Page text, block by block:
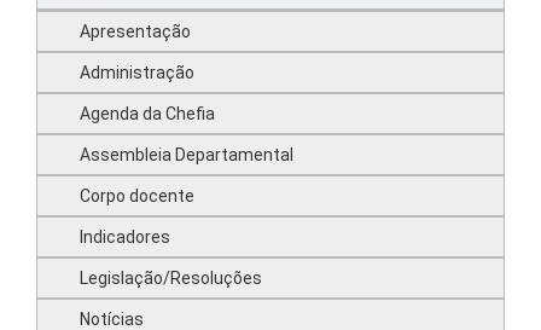
Apresentação
Administração
Agenda da Chefia
Assembleia Departamental
Corpo docente
Indicadores
Legislação/Resoluções
Notícias